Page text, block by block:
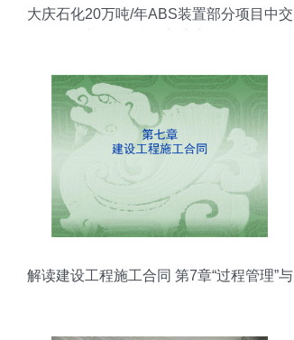
大庆石化20万吨/年ABS装置部分项目中交
解读建设工程施工合同 第7章“过程管理”与